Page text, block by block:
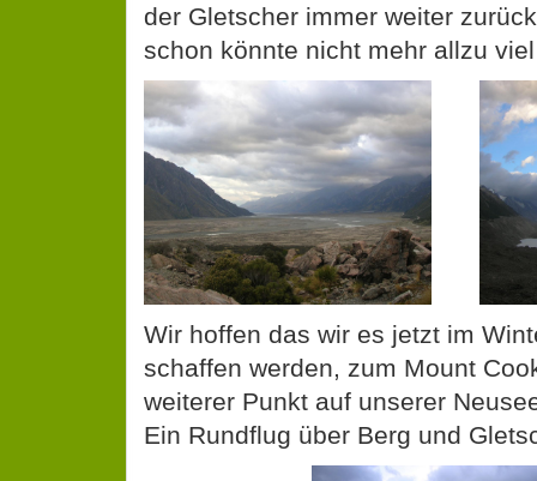
der Gletscher immer weiter
schon könnte nicht mehr allzu
Wir hoffen das wir es jetzt im
schaffen werden, zum Mount
weiterer Punkt auf unserer
Ein Rundflug über Berg und